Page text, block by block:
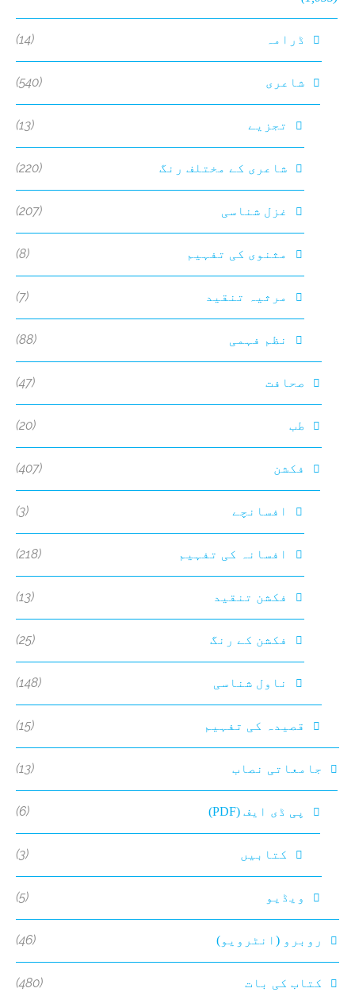
ڈرامہ (14)
شاعری (540)
تجزیے (13)
شاعری کے مختلف رنگ (220)
غزل شناسی (207)
مثنوی کی تفہیم (8)
مرثیہ تنقید (7)
نظم فہمی (88)
صحافت (47)
طب (20)
فکشن (407)
افسانچے (3)
افسانہ کی تفہیم (218)
فکشن تنقید (13)
فکشن کے رنگ (25)
ناول شناسی (148)
قصیدہ کی تفہیم (15)
جامعاتی نصاب (13)
پی ڈی ایف (PDF) (6)
کتابیں (3)
ویڈیو (5)
روبرو (انٹرویو) (46)
کتاب کی بات (480)